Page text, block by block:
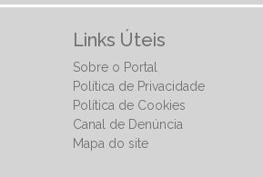
Links Úteis
Sobre o Portal
Política de Privacidade
Política de Cookies
Canal de Denúncia
Mapa do site